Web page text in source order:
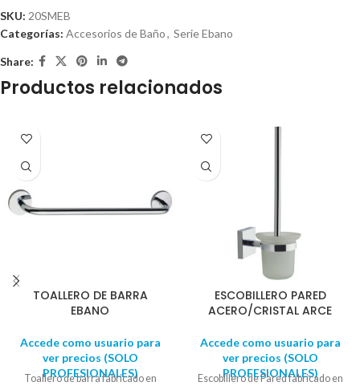
SKU: 20SMEB
Categorías: Accesorios de Baño, Serie Ebano
Share:
Productos relacionados
TOALLERO DE BARRA
EBANO
Accede como usuario para
ver precios (SOLO
PROFESIONALES)
Toallero de barra fabricado en
ESCOBILLERO PARED
ACERO/CRISTAL ARCE
Accede como usuario para
ver precios (SOLO
PROFESIONALES)
Escobillero de Pared fabricado en